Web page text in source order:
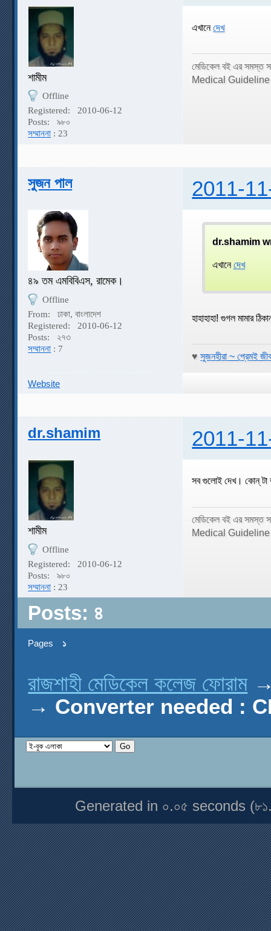
শামীম
Offline
Registered:
2010-06-12
Posts:
৯৮০
সম্মাননা : 23
এখানেদেখ
মেডিকেল বই এর সমস্ত
Medical
সুজন পাল 2011-
৪৯ তম এমবিবিএস, রামেক।
Offline
From:
ঢাকা, বাংলাদেশ
Registered:
2010-06-12
Posts:
২৭৩
সম্মাননা : 7
dr.shamim
এখানেদেখ
হাহাহাহা! গুগল মামার
♥সুজনহীরা ~ প্রেমই
Website
dr.shamim 2011-
শামীম
Offline
Registered:
2010-06-12
Posts:
৯৮০
সম্মাননা : 23
সব গুলোই দেখ। কোন্ টা
মেডিকেল বই এর সমস্ত
Medical
Posts: ৪
Pages ১
রাজশাহী মেডিকেল কলেজ ফোরাম
→ Converter needed :
Generated in ০.০৫ seconds